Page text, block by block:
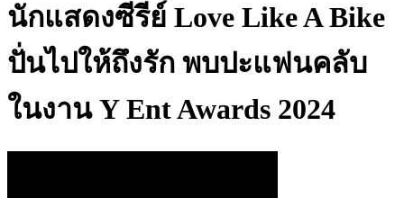
นักแสดงซีรีย์ Love Like A Bike
ปั่นไปให้ถึงรัก พบปะแฟนคลับ
ในงาน Y Ent Awards 2024